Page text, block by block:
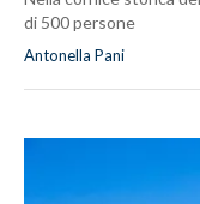
di 500 persone
Antonella Pani